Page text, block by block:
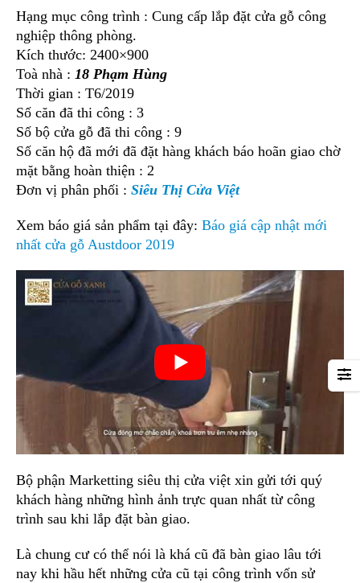
Hạng mục công trình : Cung cấp lắp đặt cửa gỗ công
nghiệp thông phòng.
Kích thước: 2400×900
Toà nhà : 18 Phạm Hùng
Thời gian : T6/2019
Số căn đã thi công : 3
Số bộ cửa gỗ đã thi công : 9
Số căn hộ đã mới đã đặt hàng khách báo hoãn giao chờ
mặt bằng hoàn thiện : 2
Đơn vị phân phối : Siêu Thị Cửa Việt
Xem báo giá sản phẩm tại đây: Báo giá cập nhật mới
nhất cửa gỗ Austdoor 2019
Bộ phận Marketting siêu thị cửa việt xin gửi tới quý
khách hàng những hình ảnh trực quan nhất từ công
trình sau khi lắp đặt bàn giao.
Là chung cư có thể nói là khá cũ đã bàn giao lâu tới
nay khi hầu hết những cửa cũ tại công trình vốn sử